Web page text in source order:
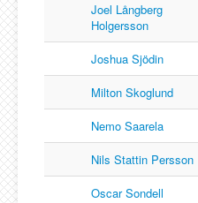
Joel Långberg
Holgersson
Joshua Sjödin
Milton Skoglund
Nemo Saarela
Nils Stattin Persson
Oscar Sondell